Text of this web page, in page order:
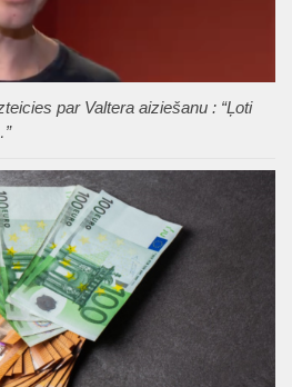
par Valtera aiziešanu : “Ļoti